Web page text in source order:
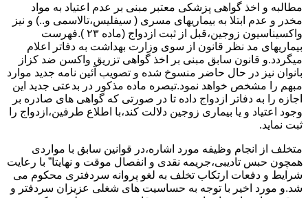
مطالبه و اخذ گواهی پزشکی معتبر مبنی بر عدم اعتیاد به مواد
مخدر و عدم ابتلا به بیماریهای مسری ( سیفلیس،تالاسمی و..) و نیز
واکسیناسیون زوجین،قبل از ثبت ازدواج (ماده ۲۳ ).فهرست
بیماریهای مد نظر قانون از سوی وزارت بهداشت به دفاتر اعلام
میگردد.و قانون سابق مبنی بر اخذ گواهی تزریق واکسن ضد کزاز
بانوان نیز در حال حاضر منسوخ شده و تصویب آئین نامه جدید موارد
مبهم را مشخص خواهد نمود.تبصره ماده مذکور در بدعتی جدید این
اجازه را به دفاتر ازدواج داده تا در صورتی که گواهی های صادره بر
وجود اعتیاد و یا بیماری زوجین دلالت کند،با اطلاع طرفین،ازدواج را
ثبت نماید.
متخلف از انجام وظیفه مورد اشاره،در قوانین سابق با مواردی
همچون حبس تادیبی،جریمه نقدی و انفصال موقت و نهایتا” با رعایت
شرایط و دفعات ارتکاب تخلف به لغو پروانه سردفتری محکوم می
شد.و مورد اخیر با توجه به حساسیت های شغلی عزیزان سردفتر و